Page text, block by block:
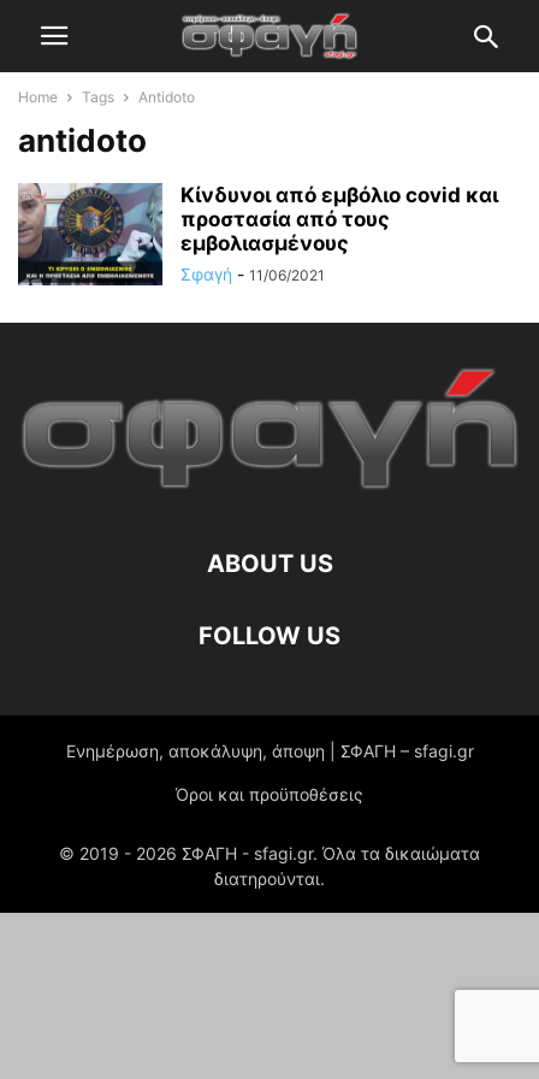
Home Tags Antidoto
antidoto
Κίνδυνοι από εμβόλιο covid και
προστασία από τους
εμβολιασμένους
Σφαγή - 11/06/2021
ABOUT US
FOLLOW US
Ενημέρωση, αποκάλυψη, άποψη | ΣΦΑΓΗ – sfagi.gr
Όροι και προϋποθέσεις
© 2019 - 2026 ΣΦΑΓΗ - sfagi.gr. Όλα τα δικαιώματα
διατηρούνται.